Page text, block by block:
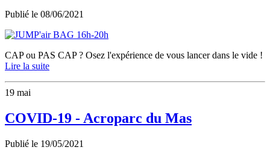
Publié le 08/06/2021
CAP ou PAS CAP ? Osez l'expérience de vous lancer dans le vide !
Lire la suite
19 mai
COVID-19 - Acroparc du Mas
Publié le 19/05/2021